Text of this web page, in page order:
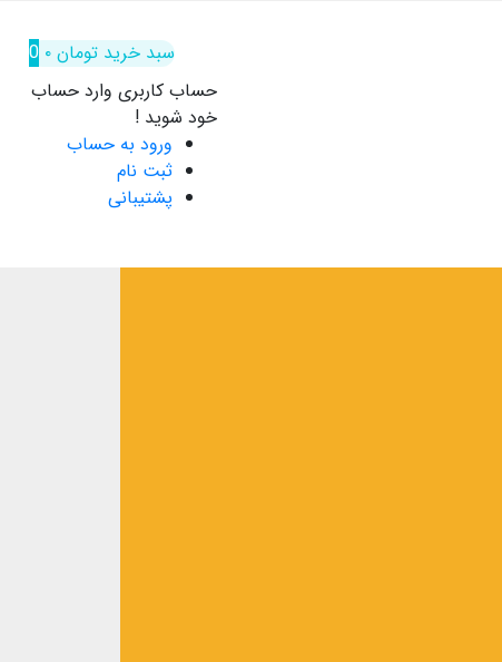
سبد خرید تومان۰
0
حساب کاربری وارد حساب
خود شوید !
ورود به حساب
ثبت نام
پشتیبانی